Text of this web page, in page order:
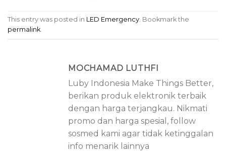
This entry was posted in LED Emergency. Bookmark the
permalink.
MOCHAMAD LUTHFI
Luby Indonesia Make Things Better,
berikan produk elektronik terbaik
dengan harga terjangkau. Nikmati
promo dan harga spesial, follow
sosmed kami agar tidak ketinggalan
info menarik lainnya